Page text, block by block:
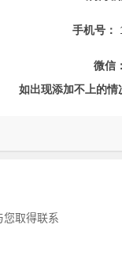
手机号：
微信
如出现添加不上的